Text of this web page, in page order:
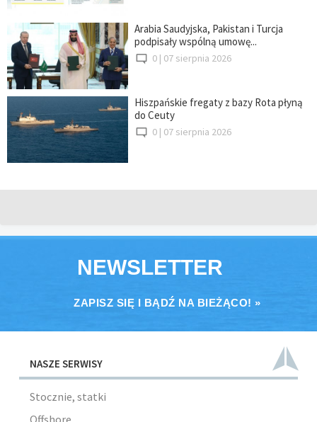
Arabia Saudyjska, Pakistan i Turcja
podpisały wspólną umowę...
0 | 07 sierpnia 2026
Hiszpańskie fregaty z bazy Rota płyną
do Ceuty
0 | 07 sierpnia 2026
NEWSLETTER
ZAPISZ SIĘ I BĄDŹ NA BIEŻĄCO! »
NASZE SERWISY
Stocznie, statki